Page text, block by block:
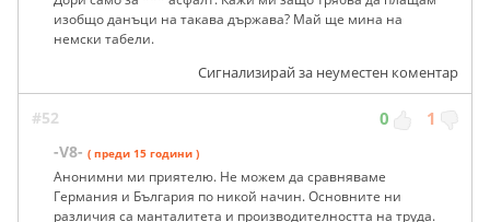
изобщо данъци на такава държава? Май ще мина на
немски табели.
Сигнализирай за неуместен коментар
#52 0 1
-V8- ( преди 15 години )
Анонимни ми приятелю. Не можем да сравняваме
Германия и България по никой начин. Основните ни
различия са манталитета и производителността на труда.